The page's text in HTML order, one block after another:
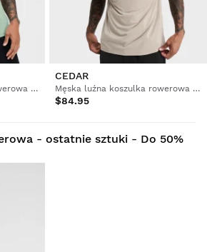
Męska luźna koszulka rowerowa gravel
CEDAR
Męska luźna koszulka rowerowa gravel
$84.95
- ostatnie sztuki - Do 50%